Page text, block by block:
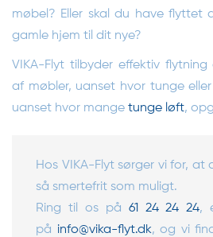
møbel? Eller skal du have flyttet
gamle hjem til dit nye?
VIKA-Flyt tilbyder effektiv
af møbler, uanset hvor tunge
uanset hvor mange tunge løft,
Hos VIKA-Flyt sørger vi for, at
så smertefrit som muligt.
Ring til os på 61 24 24 24,
på info@vika-flyt.dk, og vi